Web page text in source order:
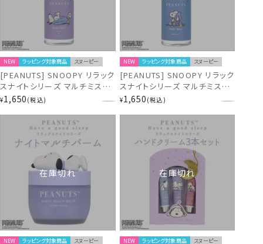
NEW ラッピング対象商品 スヌーピー
[PEANUTS] SNOOPY リラック
スナイトシリーズ マルチミスト
＜PURPLE＞ SN38649
¥1,650 税込
NEW ラッピング対象商品 スヌーピー
[PEANUTS] SNOOPY リラック
スナイトシリーズ マルチミスト
＜BLUE＞ SN38648
¥1,650 税込
在庫切れ
NEW ラッピング対象商品 スヌーピー
在庫切れ
NEW ラッピング対象商品 スヌーピー